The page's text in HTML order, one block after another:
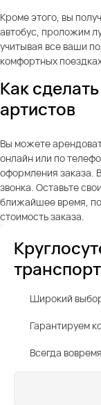
Кроме этого, вы
автобус, проложим
учитывая все ваши
комфортных
Как
артистов
Вы можете
онлайн или по
оформления заказа.
звонка. Оставьте
ближайшее время,
стоимость заказа.
Широкий
Гарантируем
Всегда